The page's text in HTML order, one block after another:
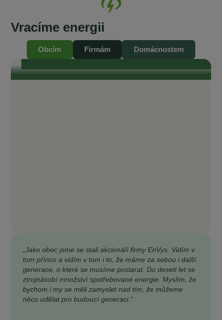
Vracíme energii
Obcím Firmám Domácnostem
energetiky do současnosti
„Je naším zájmem, aby odběratelé v našich obcích měli také přístup ke
komunitní, levné elektřině.“ „To, čeho si na EnVysu velmi ceníme, je
transparentnost. Je tam opravdu všechno průzračné. Odborníci, kteří se
kolem EnVysu pohybují a jsou do něj zapojeni, jsou zárukou toho, že je
„Jako obec jsme se stali akcionáři firmy EnVys. Vidím v
tom přínos a vidím v tom i to, že máme za sebou i další
generace, o které se musíme postarat. Do deseti let se
ztrojnásobí množství spotřebované energie. Myslím, že
bychom i my se měli zamyslet nad tím, že můžeme
něco udělat pro budoucí generaci.“